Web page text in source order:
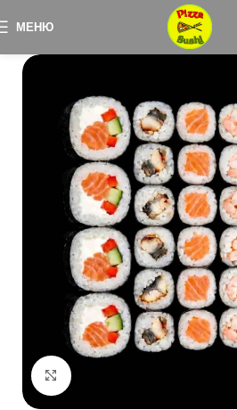
МЕНЮ
Нажмите, чтобы увеличить